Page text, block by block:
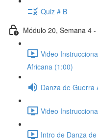
Quiz # B
Módulo 20, Semana 4 -
Video
Africana (1:00)
Danza de Guerra
Video
Intro de Danza